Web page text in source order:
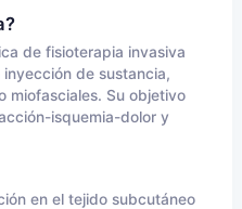
de fisioterapia invasiva
de sustancia,
miofasciales. Su objetivo
isquemia-dolor y
en el tejido subcutáneo